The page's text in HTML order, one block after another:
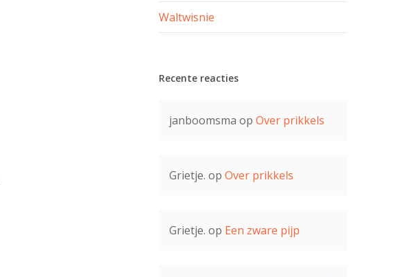
Waltwisnie
Recente reacties
janboomsma opOver prikkels
Grietje. opOver prikkels
Grietje. op Een zware pijp